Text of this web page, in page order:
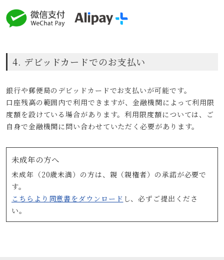
4. デビッドカードでのお支払い
銀行や郵便局のデビッドカードでお支払いが可能です。
口座残高の範囲内で利用できますが、金融機関によって利用限
度額を設けている場合があります。利用限度額については、ご
自身で金融機関に問い合わせていただく必要があります。
未成年の方へ
未成年（20歳未満）の方は、親（親権者）の承諾が必要で
す。
こちらより同意書をダウンロード し、必ずご提出くださ
い。